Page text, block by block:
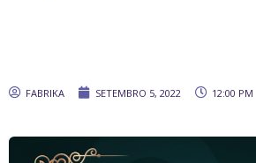
FABRIKA SETEMBRO 5, 2022 12:00 PM